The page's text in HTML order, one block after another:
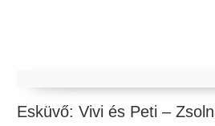
Esküvő: Vivi és Peti –